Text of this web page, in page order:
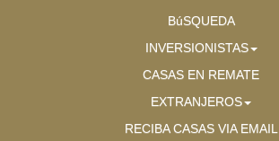
BúSQUEDA
INVERSIONISTAS
CASAS EN REMATE
EXTRANJEROS
RECIBA CASAS VIA EMAIL